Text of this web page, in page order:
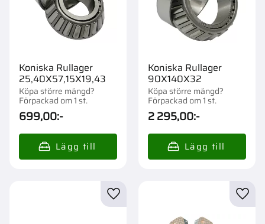
Koniska Rullager
25,40X57,15X19,43
Köpa större mängd?
Förpackad om 1 st.
699,00:-
Koniska Rullager
90X140X32
Köpa större mängd?
Förpackad om 1 st.
2 295,00:-
Lägg till i favoriter